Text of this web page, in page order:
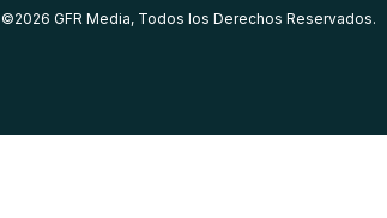
©2026 GFR Media, Todos los Derechos Reservados.